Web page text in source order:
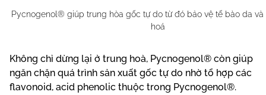
Pycnogenol® giúp trung hòa gốc tự do từ đó bảo vệ tế bào da
hoá
Không chỉ dừng lại ở trung hoà, Pycnogenol® còn giúp
ngăn chặn quá trình sản xuất gốc tự do nhờ tổ hợp các
flavonoid, acid phenolic thuộc trong Pycnogenol®.